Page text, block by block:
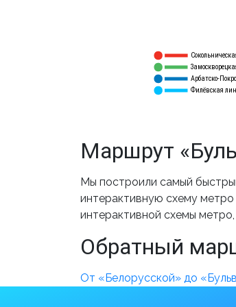
Арбатско-
Филёвская
Маршрут
Мы построили самый
интерактивную схему
интерактивной схемы
Обратный
От «Белорусской» до